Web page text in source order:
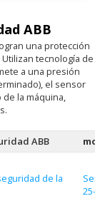
ABB
una protección
tecnología de
a una presión
el sensor
la máquina,
ABB
de la
25-